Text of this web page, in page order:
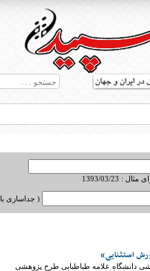
مثال : 1393/03/23
( جداسازی
استثنایی»
دانشگاه علامه طباطبایی طرح پژوهشی